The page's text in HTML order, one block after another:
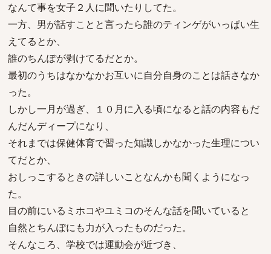
なんて事を女子２人に聞いたりしてた。
一方、男が話すことと言ったら誰のティンゲがいっぱい生
えてるとか、
誰のちんぽが剥けてるだとか。
最初のうちはなかなかお互いに自分自身のことは話さなか
った。
しかし一月が過ぎ、１０月に入る頃になると話の内容もだ
んだんディープになり、
それまでは保健体育で習った知識しかなかった生理につい
てだとか、
おしっこするときの詳しいことなんかも聞くようになっ
た。
目の前にいるミホコやユミコのそんな話を聞いていると
自然とちんぽにも力が入ったものだった。
そんなころ、学校では運動会が近づき、